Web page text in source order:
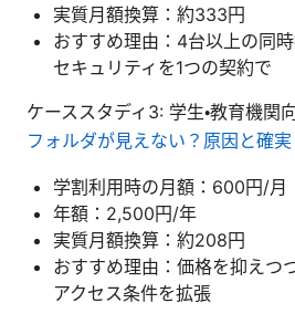
実質月額換算：約333円
おすすめ理由：4台以上の同
セキュリティを1つの契約で
ケーススタディ3: 学生・教育機関
フォルダが見えない？原因と確実
学割利用時の月額：600円/月
年額：2,500円/年
実質月額換算：約208円
おすすめ理由：価格を抑えつ
アクセス条件を拡張